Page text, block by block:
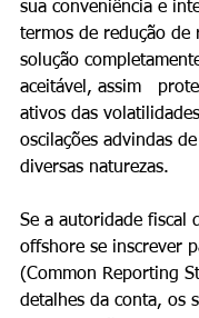
sua conveniência e
termos de redução de
solução
aceitável, assim
ativos das
oscilações advindas
diversas naturezas.
Se a autoridade fiscal
offshore se inscrever
(Common Reporting
detalhes da conta, os